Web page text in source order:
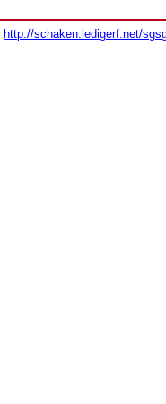
http://schaken.ledigerf.net/